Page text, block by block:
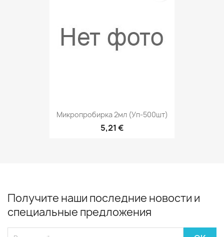
Микропробирка 2мл (уп-500шт)
5,21 €
Получите наши последние новости и
специальные предложения